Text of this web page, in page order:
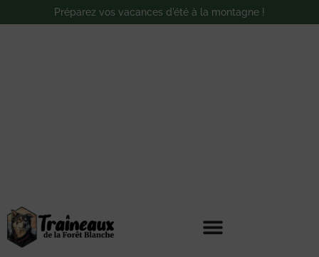
Préparez vos vacances d'été à la montagne !